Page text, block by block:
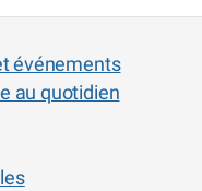
événements
au quotidien